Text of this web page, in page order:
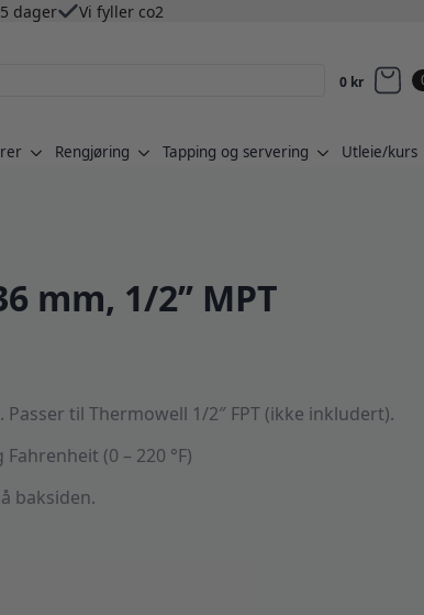
dager Vi fyller co2
0 kr
Rengjøring Tapping og servering Utleie/kurs
mm, 1/2’’ MPT
til Thermowell 1/2″ FPT (ikke inkludert).
Fahrenheit (0 – 220 °F)
baksiden.